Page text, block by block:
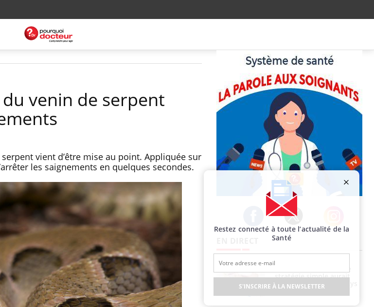
venin de serpent
vient d’être mise au point. Appliquée sur
les saignements en quelques secondes.
Facebook Twitter Instagram
éviter une otite
les vacances ?
Grossesse à risque : ce jus
naturel attire l'attention
des chercheurs
stratégie simple aurait
changé la donne au Pays
basque
Restez connecté à toute l’actualité de la
Santé
S'INSCRIRE À LA NEWSLETTER